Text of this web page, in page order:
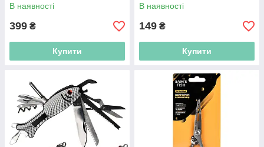
В наявності
399 ₴
Купити
В наявності
149 ₴
Купити